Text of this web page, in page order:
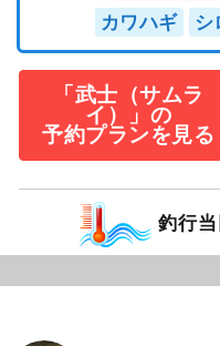
カワハギ シ
「武士（サムラ
イ）」の
予約プランを見る
釣行